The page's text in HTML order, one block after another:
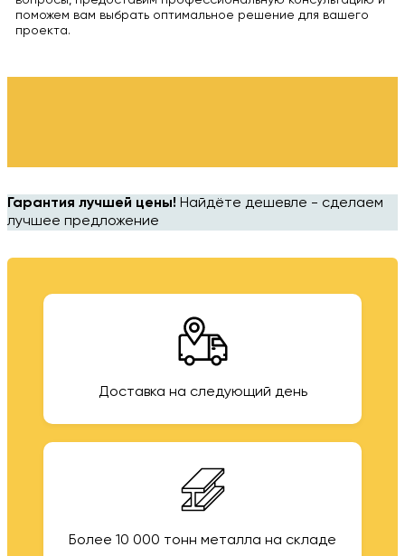
поможем вам выбрать оптимальное решение для вашего
проекта.
Гарантия лучшей цены! Найдёте дешевле - сделаем
лучшее предложение
Доставка на следующий день
Более 10 000 тонн металла на складе